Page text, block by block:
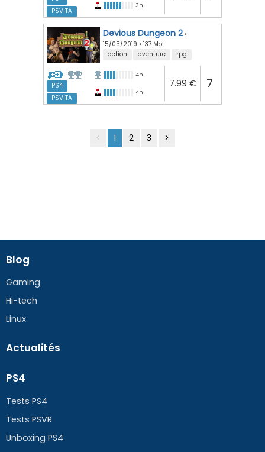
PSVITA
3h
Devious Dungeon 2•
15/05/2019 • 137 Mo
action
aventure rpg
PS4
PSVITA
4h
4h
7.99 € 7
< 1 2 3 >
Blog
Gaming
Hi-tech
Linux
Actualités
PS4
Tests PS4
Tests PSVR
Unboxing PS4